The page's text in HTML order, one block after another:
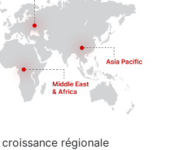
régionale